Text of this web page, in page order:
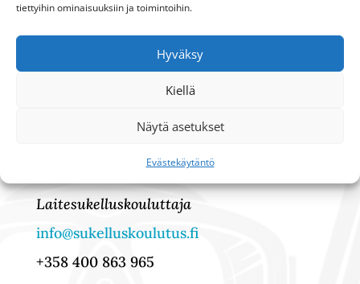
tiettyihin ominaisuuksiin ja toimintoihin.
Hyväksy
Kiellä
Näytä asetukset
Evästekäytäntö
965
Hyviä sukelluksia!
Kysy lisää ja ilmoittaudu kursseille:
Laitesukelluskouluttaja
info@sukelluskoulutus.fi
+358 400 863 965